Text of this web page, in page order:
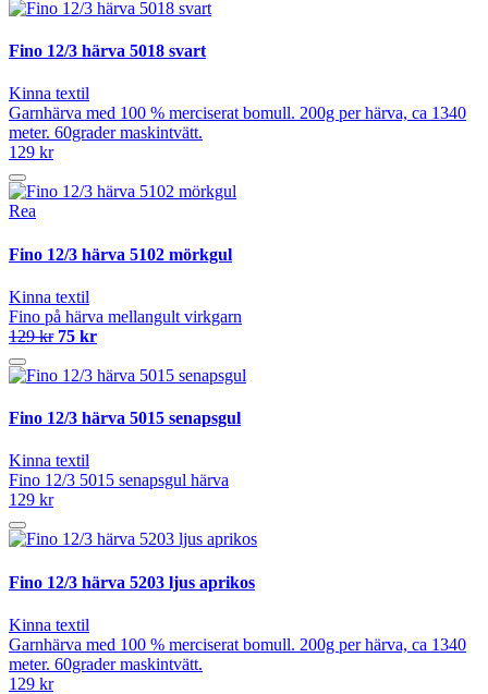
Fino 12/3 härva 5018 svart
Kinna textil
Garnhärva med 100 % merciserat bomull. 200g per härva, ca 1340
meter. 60grader maskintvätt.
129 kr
Rea
Fino 12/3 härva 5102 mörkgul
Kinna textil
Fino på härva mellangult virkgarn
129 kr 75 kr
Fino 12/3 härva 5015 senapsgul
Kinna textil
Fino 12/3 5015 senapsgul härva
129 kr
Fino 12/3 härva 5203 ljus aprikos
Kinna textil
Garnhärva med 100 % merciserat bomull. 200g per härva, ca 1340
meter. 60grader maskintvätt.
129 kr